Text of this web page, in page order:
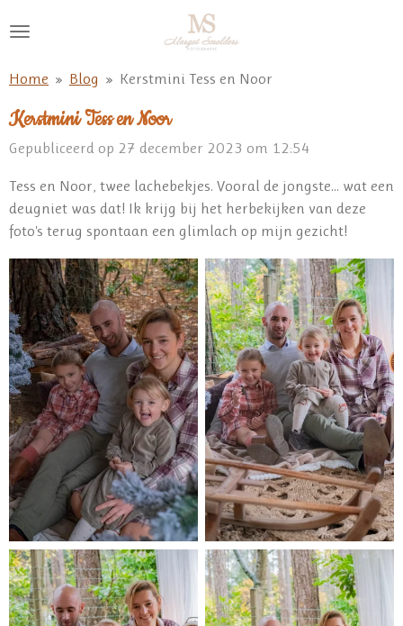
direct
de
hoofdinhoud
Home » Blog » Kerstmini Tess en Noor
Kerstmini Tess en Noor
Gepubliceerd op 27 december 2023 om 12:54
Tess en Noor, twee lachebekjes. Vooral de jongste... wat een
deugniet was dat! Ik krijg bij het herbekijken van deze
foto's terug spontaan een glimlach op mijn gezicht!